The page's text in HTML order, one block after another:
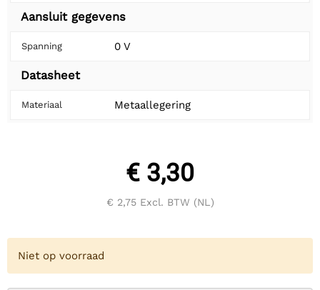
Aansluit gegevens
Spanning 0 V
Datasheet
Materiaal Metaallegering
€ 3,30
€ 2,75Excl. BTW (NL)
Niet op voorraad